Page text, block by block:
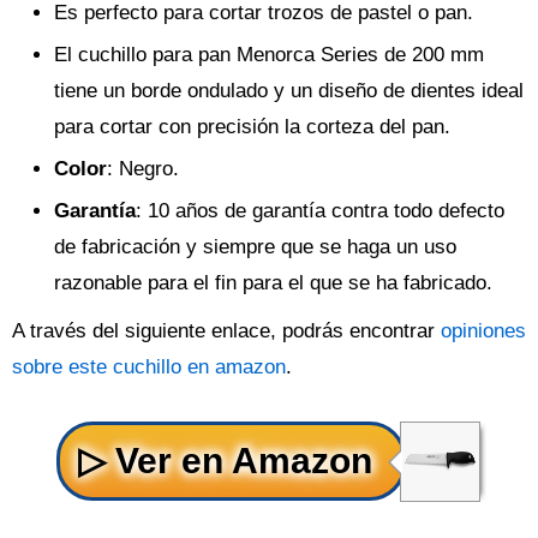
Es perfecto para cortar trozos de pastel o pan.
El cuchillo para pan Menorca Series de 200 mm
tiene un borde ondulado y un diseño de dientes ideal
para cortar con precisión la corteza del pan.
Color: Negro.
Garantía: 10 años de garantía contra todo defecto
de fabricación y siempre que se haga un uso
razonable para el fin para el que se ha fabricado.
A través del siguiente enlace, podrás encontrar opiniones
sobre este cuchillo en amazon.